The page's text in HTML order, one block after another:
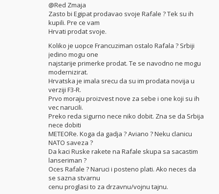
@Red Zmaja
Zasto bi Egipat prodavao svoje Rafale ? Tek su ih
kupili. Pre ce vam
Hrvati prodat svoje.
Koliko je uopce Francuziman ostalo Rafala ? Srbiji
jedino mogu one
najstarije primerke prodat. Te se navodno ne mogu
modernizirat.
Hrvatska je imala srecu da su im prodata novija u
verziji F3-R.
Prvo moraju proizvest nove za sebe i one koji su ih
vec narucili.
Preko reda sigurno nece niko dobit. Zna se da Srbija
nece dobiti
METEORe. Koga da gadja ? Aviano ? Neku clanicu
NATO saveza ?
Da kaci Ruske rakete na Rafale skupa sa sacastim
lanseriman ?
Oces Rafale ? Naruci i posteno plati. Ako neces da
se sazna stvarnu
cenu proglasi to za drzavnu/vojnu tajnu.